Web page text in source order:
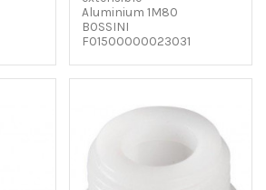
Aluminium 1M80
BOSSINI
F01500000023031